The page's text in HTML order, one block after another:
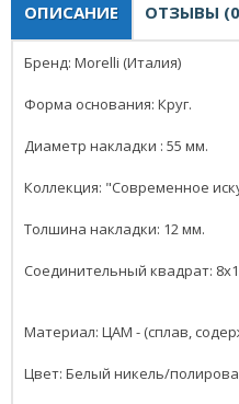
ОПИСАНИЕ ОТЗЫВЫ
Бренд: Morelli (Италия)
Форма основания: Круг.
Диаметр накладки : 55 мм.
Коллекция: "Современное
Толшина накладки: 12 мм.
Соединительный квадрат:
Материал: ЦАМ - (сплав,
Цвет: Белый никель/